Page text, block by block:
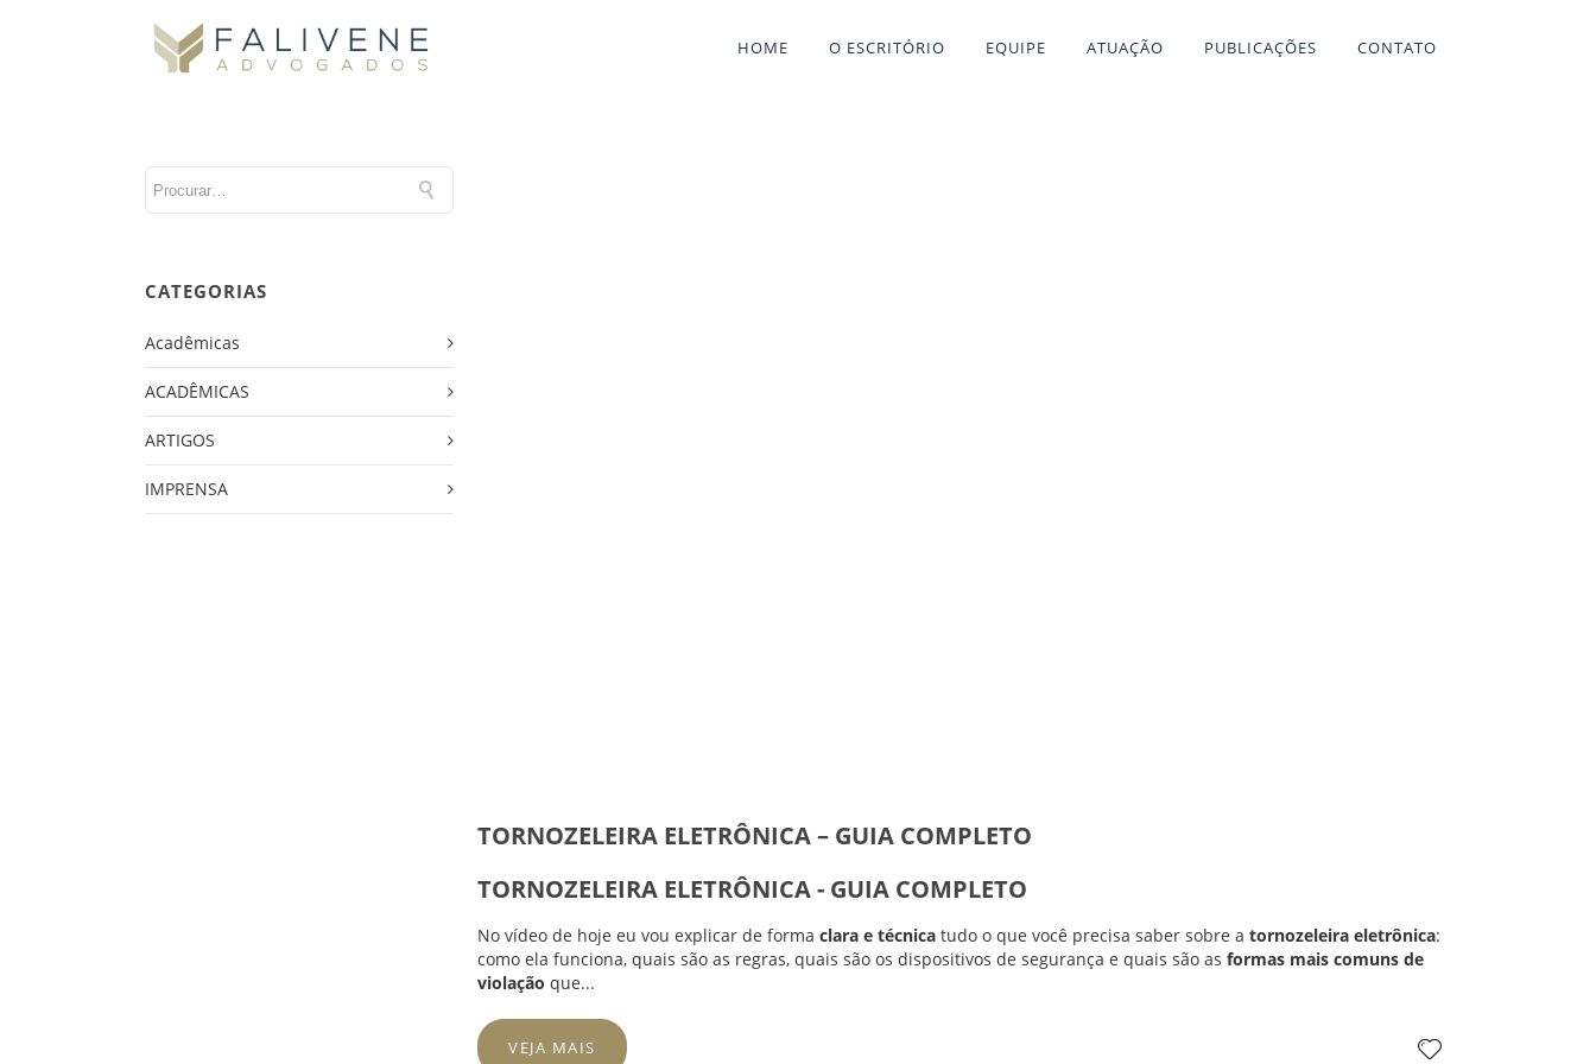
HOME O ESCRITÓRIO EQUIPE ATUAÇÃO PUBLICAÇÕES CONTATO
CATEGORIAS
Acadêmicas
ACADÊMICAS
ARTIGOS
IMPRENSA
TORNOZELEIRA ELETRÔNICA – GUIA COMPLETO
TORNOZELEIRA ELETRÔNICA - GUIA COMPLETO
No vídeo de hoje eu vou explicar de forma clara e técnica tudo o que você precisa saber sobre a tornozeleira eletrônica:
como ela funciona, quais são as regras, quais são os dispositivos de segurança e quais são as formas mais comuns de
violação que...
VEJA MAIS